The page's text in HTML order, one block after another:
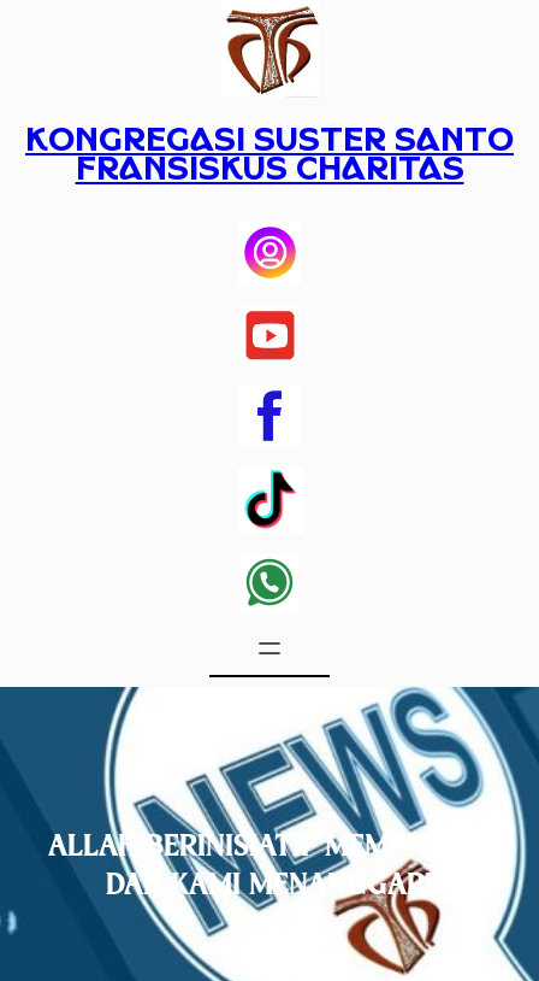
KONGREGASI SUSTER SANTO
FRANSISKUS CHARITAS
ALLAH BERINISIATIF MEMANGGIL
DAN KAMI MENANGGAPI